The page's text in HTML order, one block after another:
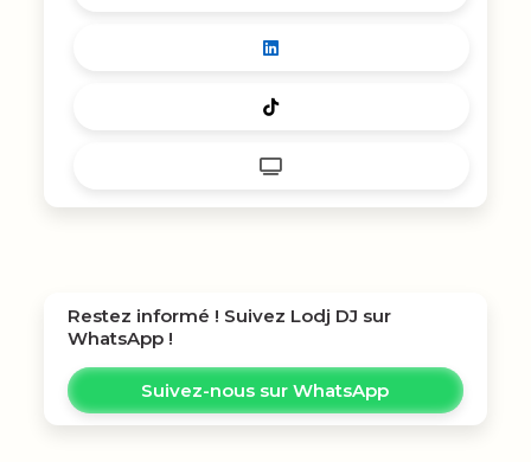
Restez informé ! Suivez Lodj DJ sur
WhatsApp !
Suivez-nous sur WhatsApp